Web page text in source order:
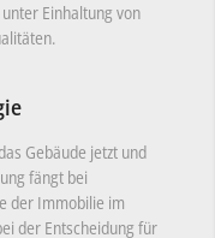
Einhaltung von
Gebäude jetzt und
fängt bei
der Immobilie im
der Entscheidung für